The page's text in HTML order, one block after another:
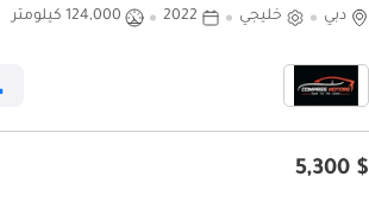
دبي خليجي 2022 124,000 كيلومتر
$ 5,300